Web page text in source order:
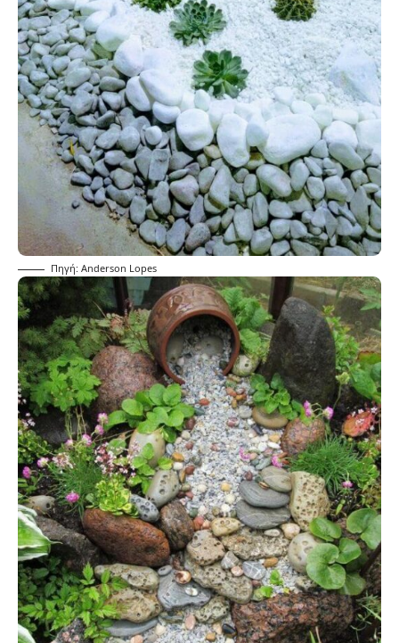
Πηγή: Anderson Lopes